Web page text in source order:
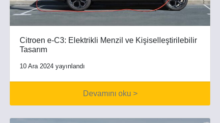
Citroen e-C3: Elektrikli Menzil ve Kişiselleştirilebilir
Tasarım
10 Ara 2024 yayınlandı
Devamını oku >